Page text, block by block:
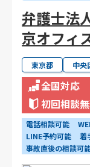
弁護士法
京オフィ
東京都 中央
全国対応
初回相談
電話相談可能
LINE予約可能
着
事故直後の相談可